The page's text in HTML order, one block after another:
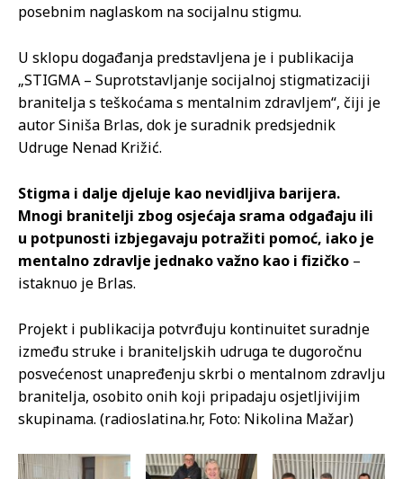
posebnim naglaskom na socijalnu stigmu.
U sklopu događanja predstavljena je i publikacija
„STIGMA – Suprotstavljanje socijalnoj stigmatizaciji
branitelja s teškoćama s mentalnim zdravljem“, čiji je
autor Siniša Brlas, dok je suradnik predsjednik
Udruge Nenad Križić.
Stigma i dalje djeluje kao nevidljiva barijera.
Mnogi branitelji zbog osjećaja srama odgađaju ili
u potpunosti izbjegavaju potražiti pomoć, iako je
mentalno zdravlje jednako važno kao i fizičko –
istaknuo je Brlas.
Projekt i publikacija potvrđuju kontinuitet suradnje
između struke i braniteljskih udruga te dugoročnu
posvećenost unapređenju skrbi o mentalnom zdravlju
branitelja, osobito onih koji pripadaju osjetljivijim
skupinama. (radioslatina.hr, Foto: Nikolina Mažar)